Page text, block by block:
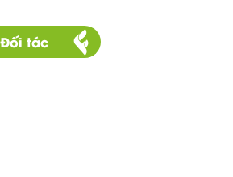
Đối tác